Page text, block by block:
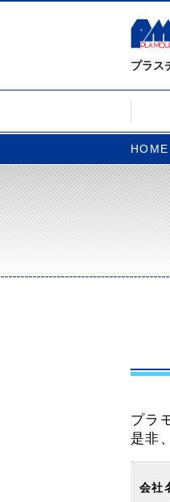
プラス
HOME
プラ
是非
会社